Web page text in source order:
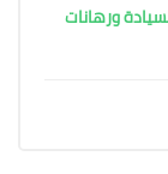
ورهانات